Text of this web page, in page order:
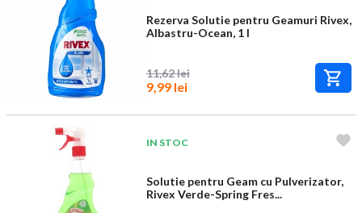
Rezerva Solutie pentru Geamuri Rivex,
Albastru-Ocean, 1 l
11,62 lei
9,99 lei
IN STOC
Solutie pentru Geam cu Pulverizator,
Rivex Verde-Spring Fres...